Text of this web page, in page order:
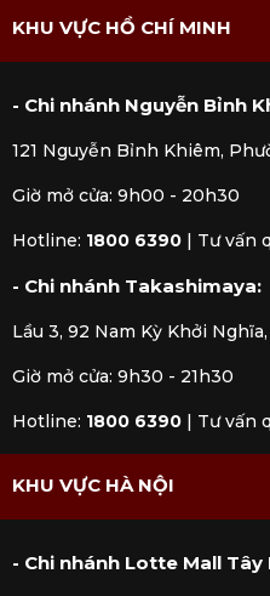
KHU VỰC HỒ CHÍ MINH
- Chi nhánh Nguyễn Bỉnh
121 Nguyễn Bỉnh Khiêm,
Giờ mở cửa: 9h00 - 20h30
Hotline: 1800 6390 Tư vấn
- Chi nhánh Takashimaya:
Lầu 3, 92 Nam Kỳ Khởi
Giờ mở cửa: 9h30 - 21h30
Hotline: 1800 6390 Tư vấn
KHU VỰC HÀ NỘI
- Chi nhánh Lotte Mall Tây